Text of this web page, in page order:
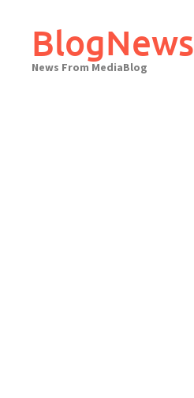
contentBlogNews
News From MediaBlog